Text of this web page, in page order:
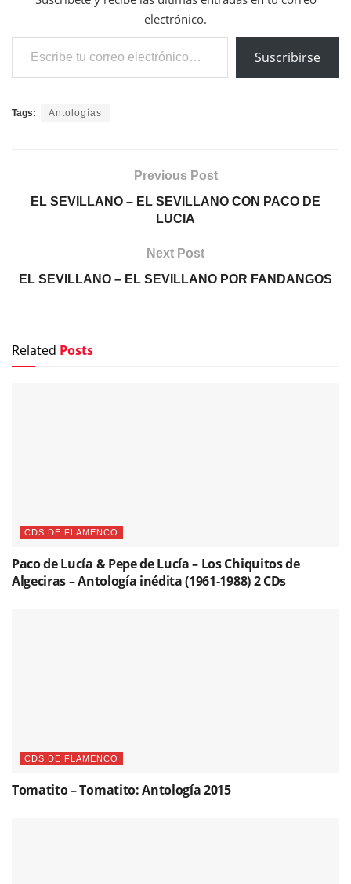
electrónico.
Escribe tu correo electrónico…
Suscribirse
Tags: Antologías
Previous Post
EL SEVILLANO – EL SEVILLANO CON PACO DE
LUCIA
Next Post
EL SEVILLANO – EL SEVILLANO POR FANDANGOS
Related Posts
CDS DE FLAMENCO
Paco de Lucía & Pepe de Lucía – Los Chiquitos de
Algeciras – Antología inédita (1961-1988) 2 CDs
CDS DE FLAMENCO
Tomatito – Tomatito: Antología 2015